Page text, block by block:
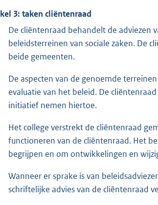
3: taken cliëntenraad
De cliëntenraad behandelt de adviezen
beleidsterreinen van sociale zaken. De
beide gemeenten.
De aspecten van de genoemde
evaluatie van het beleid. De
initiatief nemen hiertoe.
Het college verstrekt de cliëntenraad
functioneren van de cliëntenraad. Het
begrijpen en om ontwikkelingen en
Wanneer er sprake is van
schriftelijke advies van de cliëntenraad